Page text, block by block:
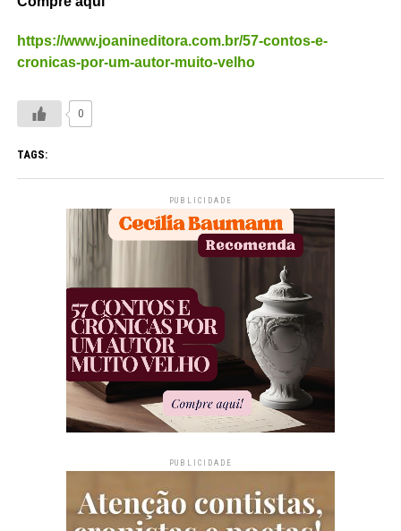
https://www.joanineditora.com.br/57-contos-e-
cronicas-por-um-autor-muito-velho
0
TAGS:
PUBLICIDADE
PUBLICIDADE